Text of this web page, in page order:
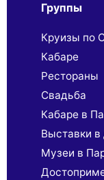
Группы
Круизы по
Кабаре
Рестораны
Свадьба
Кабаре в
Выставки
Музеи в